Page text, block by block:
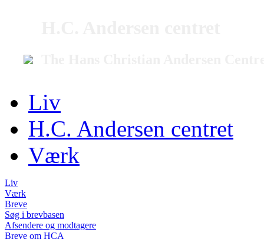
Liv
H.C. Andersen centret
Værk
Liv
Værk
Breve
Søg i brevbasen
Afsendere og modtagere
Breve om HCA